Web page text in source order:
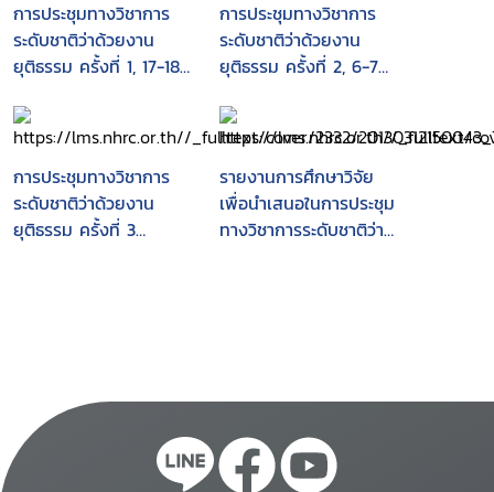
การประชุมทางวิชาการ
ระดับชาติว่าด้วยงาน
ยุติธรรม ครั้งที่ 1, 17-18
การประชุมอิมแพ็ค
เมืองทองธานี : กระบวน
ทัศน์ใหม่ของกระบวนการ
ยุติธรรมในการปฏิบัติต่อ
ผู้กระทำผิด
การประชุมทางวิชาการ
ระดับชาติว่าด้วยงาน
ยุติธรรม ครั้งที่ 2, 6-7
ประชุมอิมแพ็ค เมืองทอง
ธานี : มาตรการป้องกัน
และปราบปรามองค์กร
อาชญากรรมและผู้มี
อิทธิพล
การประชุมทางวิชาการ
ระดับชาติว่าด้วยงาน
ยุติธรรม ครั้งที่ 3
ปากเกร็ด จังหวัดนนทบุรี
รายงานการศึกษาวิจัย
เพื่อนำเสนอในการประชุม
ทางวิชาการระดับชาติว่า
เมืองทองธานี อำเภอ
ปากเกร็ด จังหวัดนนทบุรี